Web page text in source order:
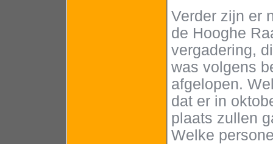
Verder zijn er
de Hooghe
vergadering,
was volgens
afgelopen.
dat er in
plaats zullen
Welke